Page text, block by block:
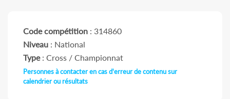
Code compétition : 314860
Niveau : National
Type: Cross / Championnat
Personnes à contacter en cas d'erreur de contenu sur
calendrier ou résultats